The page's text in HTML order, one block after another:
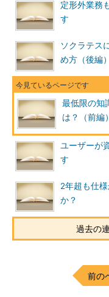
定形外業務
す
ソクラテス
め方（後編）
最低限の知
は？（前編）
ユーザーが
す
2年超も仕
か？
過去の
前の